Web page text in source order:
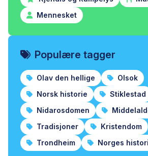
Mennesket
Populære tagger
Olav den hellige
Olsok
Norsk historie
Stiklestad
Nidarosdomen
Tradisjoner
Kristendom
Trondheim
Norges